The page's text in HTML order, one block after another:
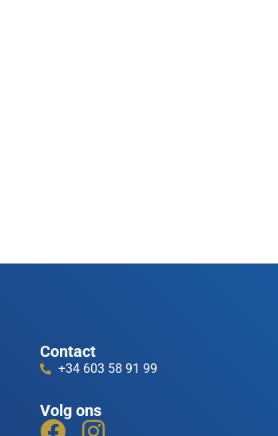
Contact
+34 603 58 91 99
Volg ons